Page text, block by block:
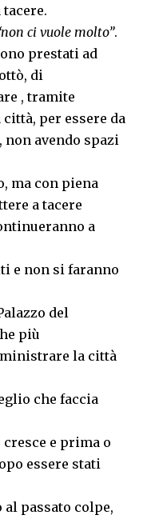
ci vuole molto”.
prestati ad
di
, tramite
per essere da
avendo spazi
ma con piena
a tacere
a
e non si faranno
del
più
la città
che faccia
e prima o
essere stati
passato colpe,